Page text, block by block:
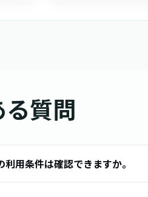
質問
用条件は確認できますか。